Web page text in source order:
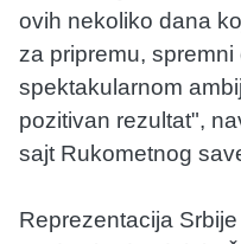
ovih nekoliko dana
za pripremu,
spektakularnom
pozitivan rezultat",
sajt Rukometnog
Reprezentacija